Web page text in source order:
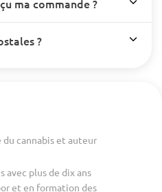
ma commande ?
?
cannabis et auteur
avec plus de dix ans
et en formation des